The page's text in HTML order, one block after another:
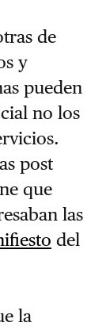
de
y
pueden
no los
post
que
las
del
la